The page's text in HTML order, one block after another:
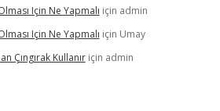
Için Ne Yapmalı için admin
Için Ne Yapmalı için Umay
Çıngırak Kullanıriçin admin